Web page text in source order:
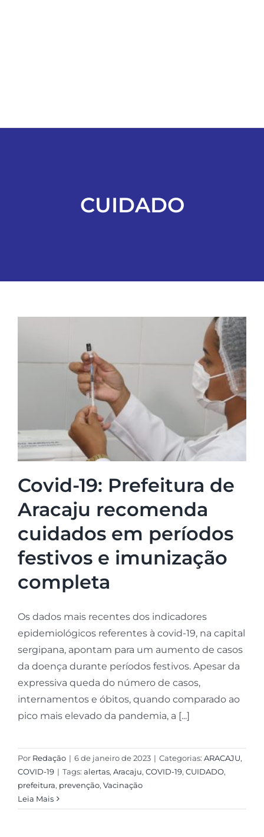
EDIÇÕES EM PDFCUIDADO
Covid-19: Prefeitura de
Aracaju recomenda
cuidados em períodos
festivos e imunização
completa
Os dados mais recentes dos indicadores
epidemiológicos referentes à covid-19, na capital
sergipana, apontam para um aumento de casos
da doença durante períodos festivos. Apesar da
expressiva queda do número de casos,
internamentos e óbitos, quando comparado ao
pico mais elevado da pandemia, a [...]
Por Redação | 6 de janeiro de 2023 | Categorias: ARACAJU,
COVID-19 | Tags: alertas, Aracaju, COVID-19, CUIDADO,
prefeitura, prevenção, Vacinação
Leia Mais